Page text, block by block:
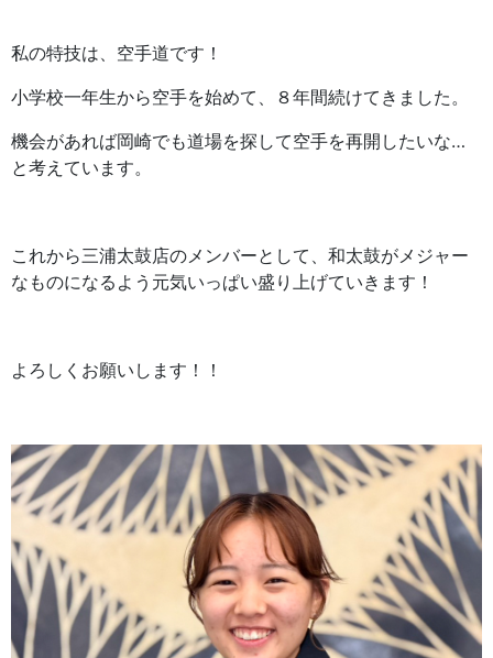
私の特技は、空手道です！
小学校一年生から空手を始めて、８年間続けてきました。
機会があれば岡崎でも道場を探して空手を再開したいな…
と考えています。
これから三浦太鼓店のメンバーとして、和太鼓がメジャー
なものになるよう元気いっぱい盛り上げていきます！
よろしくお願いします！！